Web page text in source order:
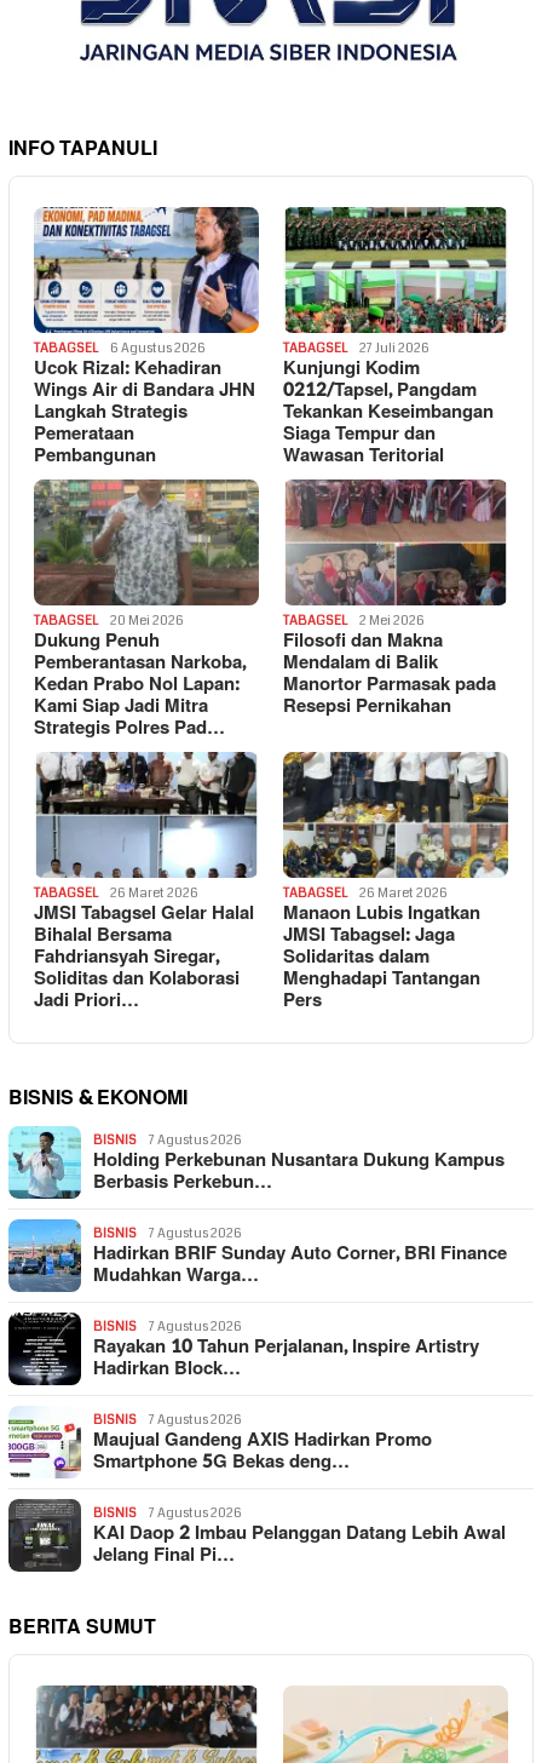
INFO TAPANULI
TABAGSEL 6 Agustus 2026
Ucok Rizal: Kehadiran
Wings Air di Bandara JHN
Langkah Strategis
Pemerataan
Pembangunan
TABAGSEL 27 Juli 2026
Kunjungi Kodim
0212/Tapsel, Pangdam
Tekankan Keseimbangan
Siaga Tempur dan
Wawasan Teritorial
TABAGSEL 20 Mei 2026
Dukung Penuh
Pemberantasan Narkoba,
Kedan Prabo Nol Lapan:
Kami Siap Jadi Mitra
Strategis Polres Pad…
TABAGSEL 2 Mei 2026
Filosofi dan Makna
Mendalam di Balik
Manortor Parmasak pada
Resepsi Pernikahan
TABAGSEL 26 Maret 2026
JMSI Tabagsel Gelar Halal
Bihalal Bersama
Fahdriansyah Siregar,
Soliditas dan Kolaborasi
Jadi Priori…
TABAGSEL 26 Maret 2026
Manaon Lubis Ingatkan
JMSI Tabagsel: Jaga
Solidaritas dalam
Menghadapi Tantangan
Pers
BISNIS & EKONOMI
BISNIS 7 Agustus 2026
Holding Perkebunan Nusantara Dukung Kampus
Berbasis Perkebun…
BISNIS 7 Agustus 2026
Hadirkan BRIF Sunday Auto Corner, BRI Finance
Mudahkan Warga…
BISNIS 7 Agustus 2026
Rayakan 10 Tahun Perjalanan, Inspire Artistry
Hadirkan Block…
BISNIS 7 Agustus 2026
Maujual Gandeng AXIS Hadirkan Promo
Smartphone 5G Bekas deng…
BISNIS 7 Agustus 2026
KAI Daop 2 Imbau Pelanggan Datang Lebih Awal
Jelang Final Pi…
BERITA SUMUT